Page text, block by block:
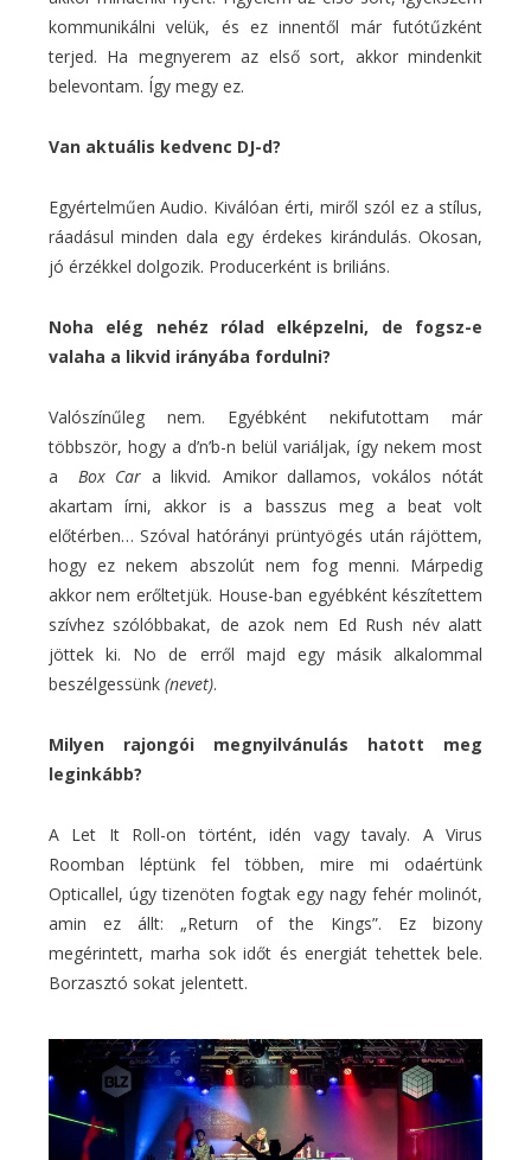
kommunikálni velük, és ez innentől már futótűzként
terjed. Ha megnyerem az első sort, akkor mindenkit
belevontam. Így megy ez.
Van aktuális kedvenc DJ-d?
Egyértelműen Audio. Kiválóan érti, miről szól ez a stílus,
ráadásul minden dala egy érdekes kirándulás. Okosan,
jó érzékkel dolgozik. Producerként is briliáns.
Noha elég nehéz rólad elképzelni, de fogsz-e
valaha a likvid irányába fordulni?
Valószínűleg nem. Egyébként nekifutottam már
többször, hogy a d’n’b-n belül variáljak, így nekem most
a Box Car a likvid. Amikor dallamos, vokálos nótát
akartam írni, akkor is a basszus meg a beat volt
előtérben… Szóval hatórányi prüntyögés után rájöttem,
hogy ez nekem abszolút nem fog menni. Márpedig
akkor nem erőltetjük. House-ban egyébként készítettem
szívhez szólóbbakat, de azok nem Ed Rush név alatt
jöttek ki. No de erről majd egy másik alkalommal
beszélgessünk (nevet).
Milyen rajongói megnyilvánulás hatott meg
leginkább?
A Let It Roll-on történt, idén vagy tavaly. A Virus
Roomban léptünk fel többen, mire mi odaértünk
Opticallel, úgy tizenöten fogtak egy nagy fehér molinót,
amin ez állt: „Return of the Kings”. Ez bizony
megérintett, marha sok időt és energiát tehettek bele.
Borzasztó sokat jelentett.